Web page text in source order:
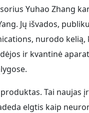
Yuhao Zhang
Jų išvados,
nurodo kelią,
ir kvantinė
Tai naujas
elgtis kaip